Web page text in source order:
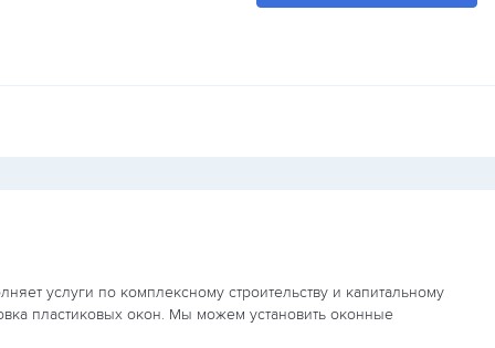
услуги по комплексному строительству и капитальному
пластиковых окон. Мы можем установить оконные